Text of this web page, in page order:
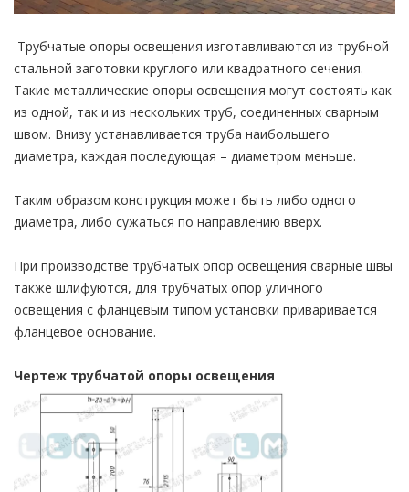
Трубчатые опоры освещения изготавливаются из трубной
стальной заготовки круглого или квадратного сечения.
Такие металлические опоры освещения могут состоять как
из одной, так и из нескольких труб, соединенных сварным
швом. Внизу устанавливается труба наибольшего
диаметра, каждая последующая – диаметром меньше.
Таким образом конструкция может быть либо одного
диаметра, либо сужаться по направлению вверх.
При производстве трубчатых опор освещения сварные швы
также шлифуются, для трубчатых опор уличного
освещения с фланцевым типом установки приваривается
фланцевое основание.
Чертеж трубчатой опоры освещения